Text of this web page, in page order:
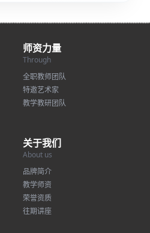
师资力量
Through
全职教师团队
特邀艺术家
教学教研团队
关于我们
About us
品牌简介
教学师资
荣誉资质
往期讲座